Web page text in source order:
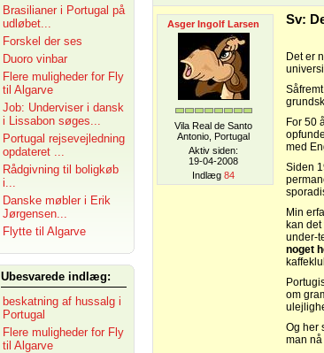
Brasilianer i Portugal på
udløbet...
Forskel der ses
Duoro vinbar
Flere muligheder for Fly
til Algarve
Job: Underviser i dansk
i Lissabon søges...
Portugal rejsevejledning
opdateret ...
Rådgivning til boligkøb
i...
Danske møbler i Erik
Jørgensen...
Flytte til Algarve
Ubesvarede indlæg:
beskatning af hussalg i
Portugal
Flere muligheder for Fly
til Algarve
Asger Ingolf Larsen
Vila Real de Santo
Antonio, Portugal
Aktiv siden:
19-04-2008
Indlæg 84
Sv:
Det er
For 50
med
Siden
Min
kan
under-
noget
om
Og her
man